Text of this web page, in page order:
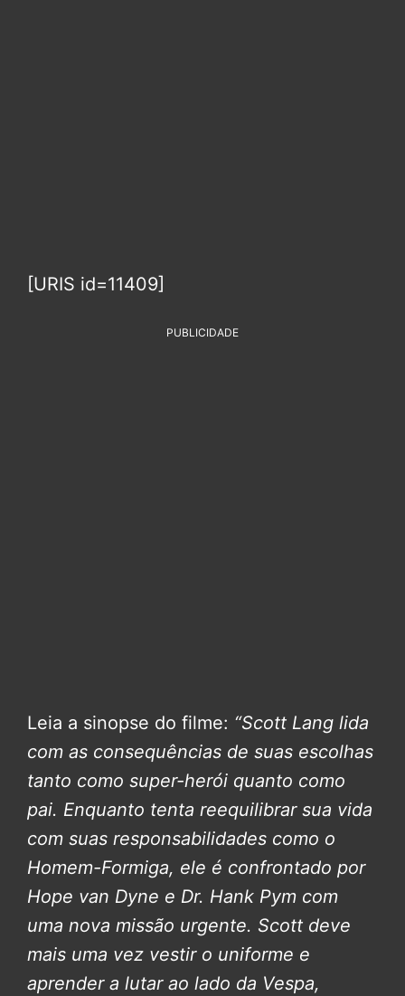
[URIS id=11409]
PUBLICIDADE
Leia a sinopse do filme: “Scott Lang lida
com as consequências de suas escolhas
tanto como super-herói quanto como
pai. Enquanto tenta reequilibrar sua vida
com suas responsabilidades como o
Homem-Formiga, ele é confrontado por
Hope van Dyne e Dr. Hank Pym com
uma nova missão urgente. Scott deve
mais uma vez vestir o uniforme e
aprender a lutar ao lado da Vespa,